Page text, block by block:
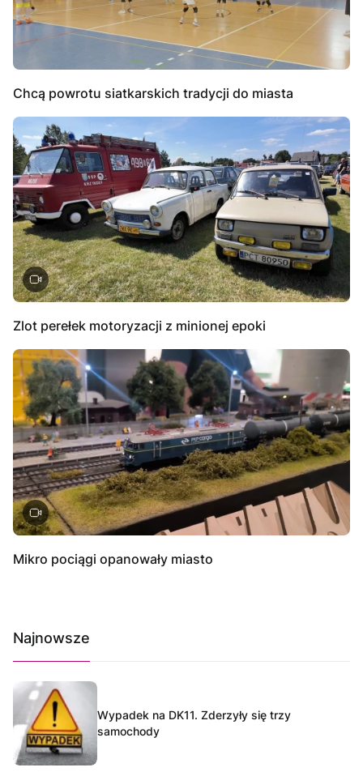
Chcą powrotu siatkarskich tradycji do miasta
Zlot perełek motoryzacji z minionej epoki
Mikro pociągi opanowały miasto
Najnowsze
Wypadek na DK11. Zderzyły się trzy
samochody